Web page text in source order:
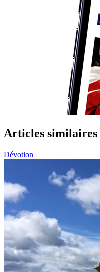
Articles similaires
Dévotion